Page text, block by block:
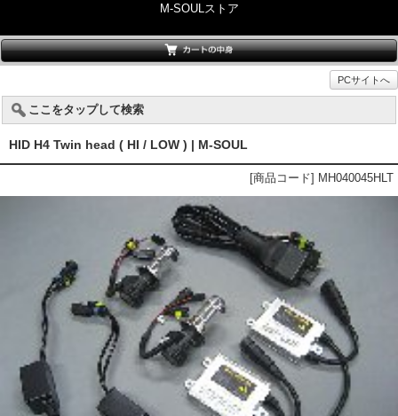
M-SOULストア
PCサイトへ
ここをタップして検索
HID H4 Twin head ( HI / LOW ) | M-SOUL
[商品コード] MH040045HLT